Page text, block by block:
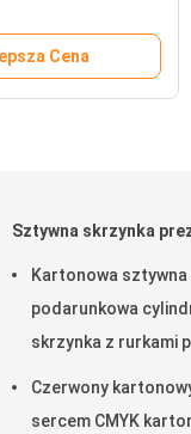
Cena
Sztywna skrzynka
Kartonowa sztywna
podarunkowa
skrzynka z rurkami
Czerwony
sercem CMYK